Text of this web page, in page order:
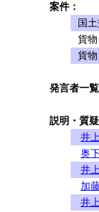
案件：
国
貨
貨
発言者一覧
説明・質
井
奥
井
加
井